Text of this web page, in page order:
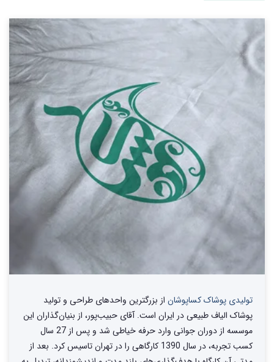
تولیدی پوشاک کساپوشان از بزرگترین واحد‌های طراحی و تولید‌
پوشاک الیاف طبیعی در ایران است. آقای حبیب‌پور، از بنیان‌گذاران این
موسسه از دوران جوانی وارد حرفه خیاطی شد و پس از 27 سال
کسب تجربه، در سال 1390 کارگاهی را در تهران تاسیس کرد. بعد از